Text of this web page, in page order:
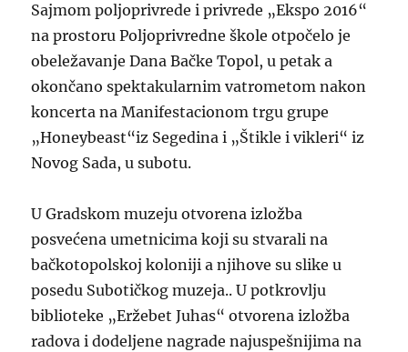
Sajmom poljoprivrede i privrede „Ekspo 2016“
na prostoru Poljoprivredne škole otpočelo je
obeležavanje Dana Bačke Topol, u petak a
okončano spektakularnim vatrometom nakon
koncerta na Manifestacionom trgu grupe
„Honeybeast“iz Segedina i „Štikle i vikleri“ iz
Novog Sada, u subotu.
U Gradskom muzeju otvorena izložba
posvećena umetnicima koji su stvarali na
bačkotopolskoj koloniji a njihove su slike u
posedu Subotičkog muzeja.. U potkrovlju
biblioteke „Eržebet Juhas“ otvorena izložba
radova i dodeljene nagrade najuspešnijima na